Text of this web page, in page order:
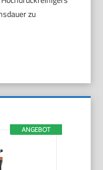
zu
ANGEBOT